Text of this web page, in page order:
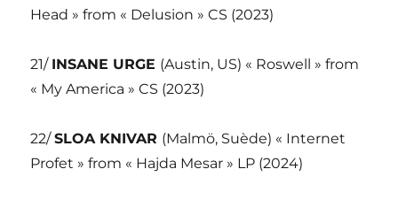
Head » from « Delusion » CS (2023)
21/ INSANE URGE (Austin, US) « Roswell » from
« My America » CS (2023)
22/SLOA KNIVAR (Malmö, Suède) « Internet
Profet » from « Hajda Mesar » LP (2024)